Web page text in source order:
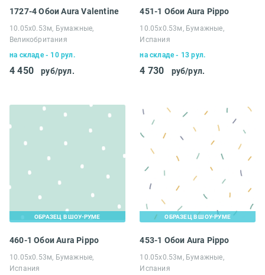
1727-4 Обои Aura Valentine
10.05х0.53м, Бумажные,
Великобритания
на складе - 10 рул.
4 450 руб/рул.
451-1 Обои Aura Pippo
10.05х0.53м, Бумажные,
Испания
на складе - 13 рул.
4 730 руб/рул.
ОБРАЗЕЦ В ШОУ-РУМЕ
460-1 Обои Aura Pippo
10.05х0.53м, Бумажные,
Испания
ОБРАЗЕЦ В ШОУ-РУМЕ
453-1 Обои Aura Pippo
10.05х0.53м, Бумажные,
Испания